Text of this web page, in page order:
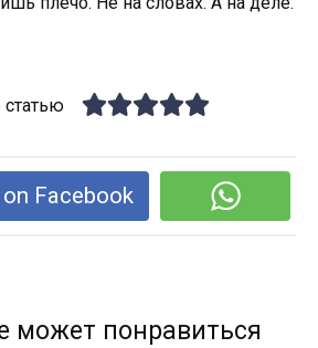
статью
Facebook
может понравиться